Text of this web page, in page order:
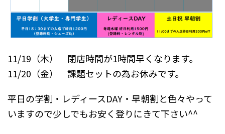
11/19（木） 閉店時間が1時間早くなります。
11/20（金） 課題セットの為お休みです。
平日の学割・レディースDAY・早朝割と色々やって
いますので少しでもお安く登りにきて下さい^^